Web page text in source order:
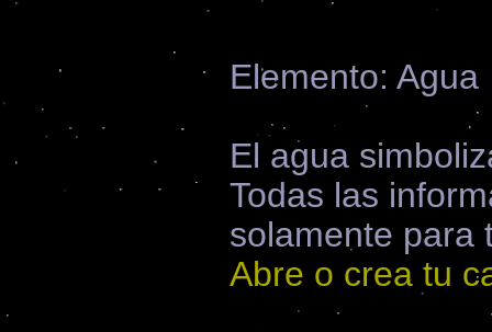
Elemento: Agua
El agua
Todas las
solamente para
Abre o crea tu